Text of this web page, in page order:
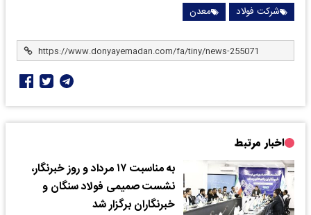
شرکت فولاد
معدن
اخبار مرتبط
به مناسبت ۱۷ مرداد و روز خبرنگار،
نشست صمیمی فولاد سنگان و
خبرنگاران برگزار شد‌